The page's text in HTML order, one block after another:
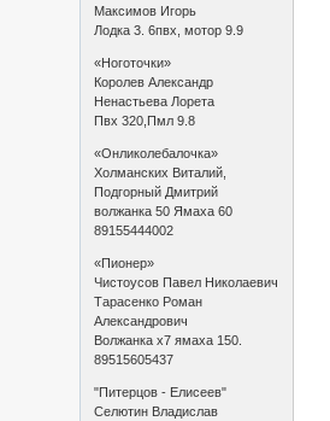
Максимов Игорь
Лодка 3. 6пвх, мотор 9.9
«Ноготочки»
Королев Александр
Ненастьева Лорета
Пвх 320,Пмл 9.8
«Онликолебалочка»
Холманских Виталий,
Подгорный Дмитрий
волжанка 50 Ямаха 60
89155444002
«Пионер»
Чистоусов Павел Николаевич
Тарасенко Роман
Александрович
Волжанка х7 ямаха 150.
89515605437
"Питерцов - Елисеев"
Селютин Владислав